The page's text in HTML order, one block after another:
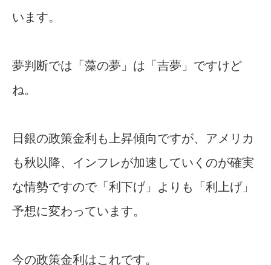
います。
夢判断では「藻の夢」は「吉夢」ですけど
ね。
日銀の政策金利も上昇傾向ですが、アメリカ
も秋以降、インフレが加速していくのが確実
な情勢ですので「利下げ」よりも「利上げ」
予想に変わっています。
今の政策金利はこれです。